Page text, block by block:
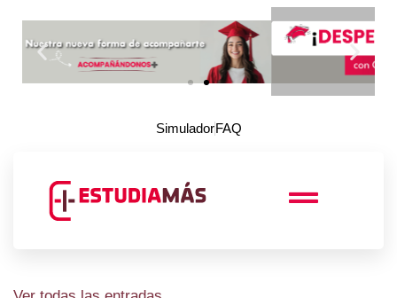
SimuladorFAQ